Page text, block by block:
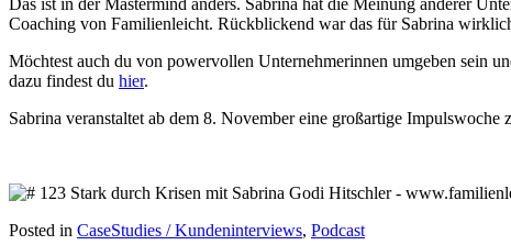
Coaching von Familienleicht. Rückblickend war das für Sabrina
Möchtest auch du von powervollen Unternehmerinnen umgeben sein
dazu findest du hier.
Sabrina veranstaltet ab dem 8. November eine großartige
Posted in CaseStudies / Kundeninterviews, Podcast